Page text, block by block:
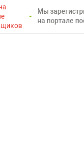
Мы
на портале